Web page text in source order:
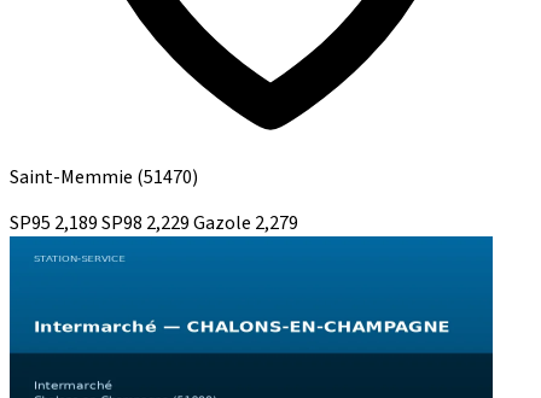
Saint-Memmie (51470)
SP95 2,189SP98 2,229Gazole 2,279